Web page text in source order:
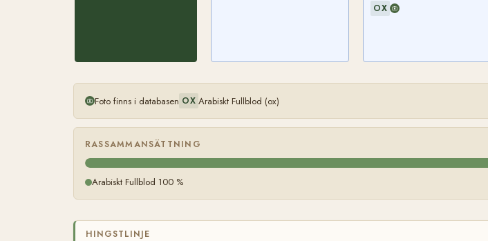
OX
Foto finns i databasen OX Arabiskt Fullblod (ox)
RASSAMMANSÄTTNING
Arabiskt Fullblod 100 %
HINGSTLINJE